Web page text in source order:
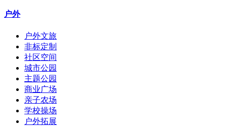
户外
户外文旅
非标定制
社区空间
城市公园
主题公园
商业广场
亲子农场
学校操场
户外拓展